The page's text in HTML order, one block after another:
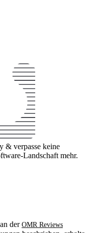
& verpasse keine
Landschaft mehr.
derOMR Reviews